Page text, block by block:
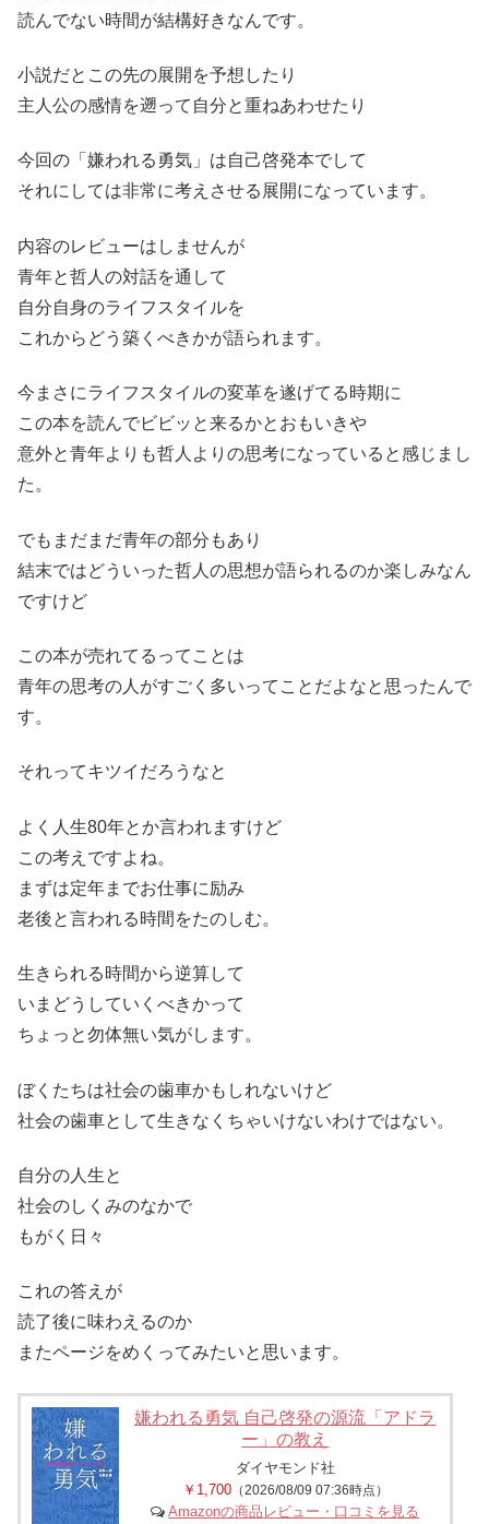
読んでない時間が結構好きなんです。
小説だとこの先の展開を予想したり
主人公の感情を遡って自分と重ねあわせたり
今回の「嫌われる勇気」は自己啓発本でして
それにしては非常に考えさせる展開になっています。
内容のレビューはしませんが
青年と哲人の対話を通して
自分自身のライフスタイルを
これからどう築くべきかが語られます。
今まさにライフスタイルの変革を遂げてる時期に
この本を読んでビビッと来るかとおもいきや
意外と青年よりも哲人よりの思考になっていると感じまし
た。
でもまだまだ青年の部分もあり
結末ではどういった哲人の思想が語られるのか楽しみなん
ですけど
この本が売れてるってことは
青年の思考の人がすごく多いってことだよなと思ったんで
す。
それってキツイだろうなと
よく人生80年とか言われますけど
この考えですよね。
まずは定年までお仕事に励み
老後と言われる時間をたのしむ。
生きられる時間から逆算して
いまどうしていくべきかって
ちょっと勿体無い気がします。
ぼくたちは社会の歯車かもしれないけど
社会の歯車として生きなくちゃいけないわけではない。
自分の人生と
社会のしくみのなかで
もがく日々
これの答えが
読了後に味わえるのか
またページをめくってみたいと思います。
嫌われる勇気 自己啓発の源流「アドラ
ー」の教え
ダイヤモンド社
￥1,700（2026/08/09 07:36時点）
Amazonの商品レビュー・口コミを見る